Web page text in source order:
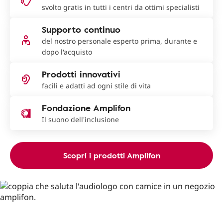
svolto gratis in tutti i centri da ottimi specialisti
Supporto continuo
del nostro personale esperto prima, durante e
dopo l'acquisto
Prodotti innovativi
facili e adatti ad ogni stile di vita
Fondazione Amplifon
Il suono dell'inclusione
Scopri i prodotti Amplifon